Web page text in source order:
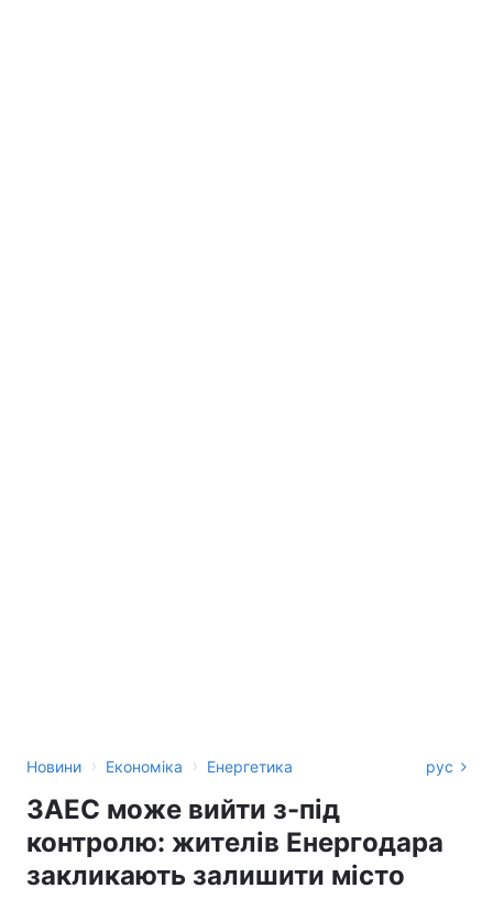
Новини › Економіка › Енергетика рус
ЗАЕС може вийти з-під
контролю: жителів Енергодара
закликають залишити місто